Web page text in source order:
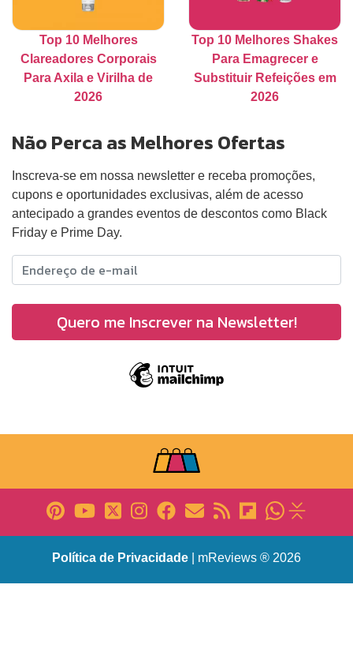
Top 10 Melhores
Clareadores Corporais
Para Axila e Virilha de
2026
Top 10 Melhores Shakes
Para Emagrecer e
Substituir Refeições em
2026
Não Perca as Melhores Ofertas
Inscreva-se em nossa newsletter e receba promoções,
cupons e oportunidades exclusivas, além de acesso
antecipado a grandes eventos de descontos como Black
Friday e Prime Day.
Política de Privacidade | mReviews ® 2026